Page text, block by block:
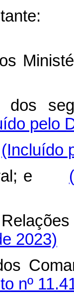
dos
pelo
(Incluído
e
2023)
nº